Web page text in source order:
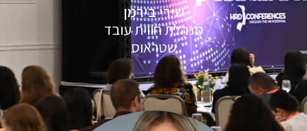
שירי בירמן
מנהלת חווית עובד
שטראוס